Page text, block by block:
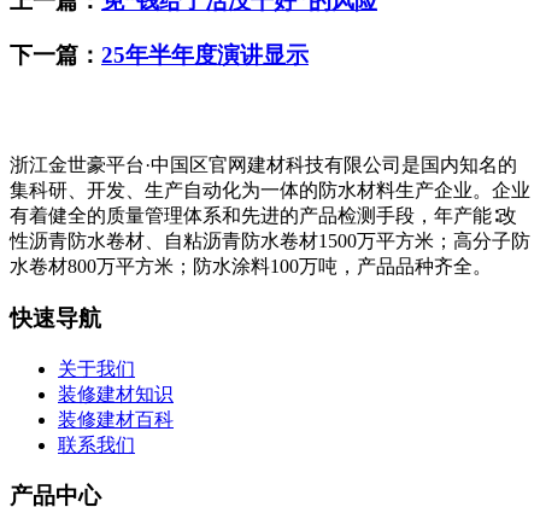
下一篇： 25年半年度演讲显示
浙江金世豪平台·中国区官网建材科技有限公司是国内知名的
集科研、开发、生产自动化为一体的防水材料生产企业。企业
有着健全的质量管理体系和先进的产品检测手段，年产能∶改
性沥青防水卷材、自粘沥青防水卷材1500万平方米；高分子防
水卷材800万平方米；防水涂料100万吨，产品品种齐全。
快速导航
关于我们
装修建材知识
装修建材百科
联系我们
产品中心